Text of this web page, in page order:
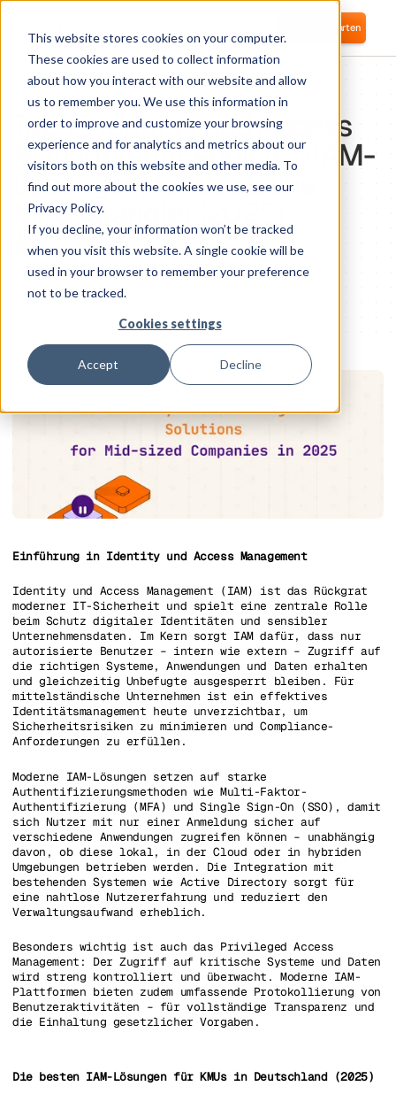
This website stores cookies on your computer.
These cookies are used to collect information
about how you interact with our website and allow
us to remember you. We use this information in
order to improve and customize your browsing
experience and for analytics and metrics about our
visitors both on this website and other media. To
find out more about the cookies we use, see our
Privacy Policy.
If you decline, your information won’t be tracked
when you visit this website. A single cookie will be
used in your browser to remember your preference
not to be tracked.
Cookies settings
Accept Decline
Kostenlos starten
IDENTITY ACCESS MANAGEMENT
Top 10 Identity and Access
Management Anbieter (IAM-
Lösungen) für deutsche
Mittelständler (2025)
Samuel Bismut
CTO und Mitbegründer
Einführung in Identity und Access Management
Identity und Access Management (IAM) ist das Rückgrat
moderner IT-Sicherheit und spielt eine zentrale Rolle
beim Schutz digitaler Identitäten und sensibler
Unternehmensdaten. Im Kern sorgt IAM dafür, dass nur
autorisierte Benutzer – intern wie extern – Zugriff auf
die richtigen Systeme, Anwendungen und Daten erhalten
und gleichzeitig Unbefugte ausgesperrt bleiben. Für
mittelständische Unternehmen ist ein effektives
Identitätsmanagement heute unverzichtbar, um
Sicherheitsrisiken zu minimieren und Compliance-
Anforderungen zu erfüllen.
Moderne IAM-Lösungen setzen auf starke
Authentifizierungsmethoden wie Multi-Faktor-
Authentifizierung (MFA) und Single Sign-On (SSO), damit
sich Nutzer mit nur einer Anmeldung sicher auf
verschiedene Anwendungen zugreifen können – unabhängig
davon, ob diese lokal, in der Cloud oder in hybriden
Umgebungen betrieben werden. Die Integration mit
bestehenden Systemen wie Active Directory sorgt für
eine nahtlose Nutzererfahrung und reduziert den
Verwaltungsaufwand erheblich.
Besonders wichtig ist auch das Privileged Access
Management: Der Zugriff auf kritische Systeme und Daten
wird streng kontrolliert und überwacht. Moderne IAM-
Plattformen bieten zudem umfassende Protokollierung von
Benutzeraktivitäten – für vollständige Transparenz und
die Einhaltung gesetzlicher Vorgaben.
Die besten IAM-Lösungen für KMUs in Deutschland (2025)